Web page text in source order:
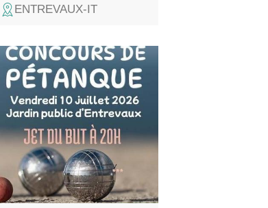
ENTREVAUX-IT
Concours de pétanque en
doublette constituée au jardin
public d'Entrevaux. Jet du but à
20h. Inscription à partir de 19h.